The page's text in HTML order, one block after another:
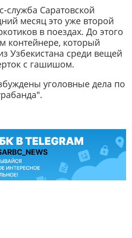
служба Саратовской
месяц это уже второй
в поездах. До этого
контейнере, который
Узбекистана среди вещей
с гашишом.
уголовные дела по